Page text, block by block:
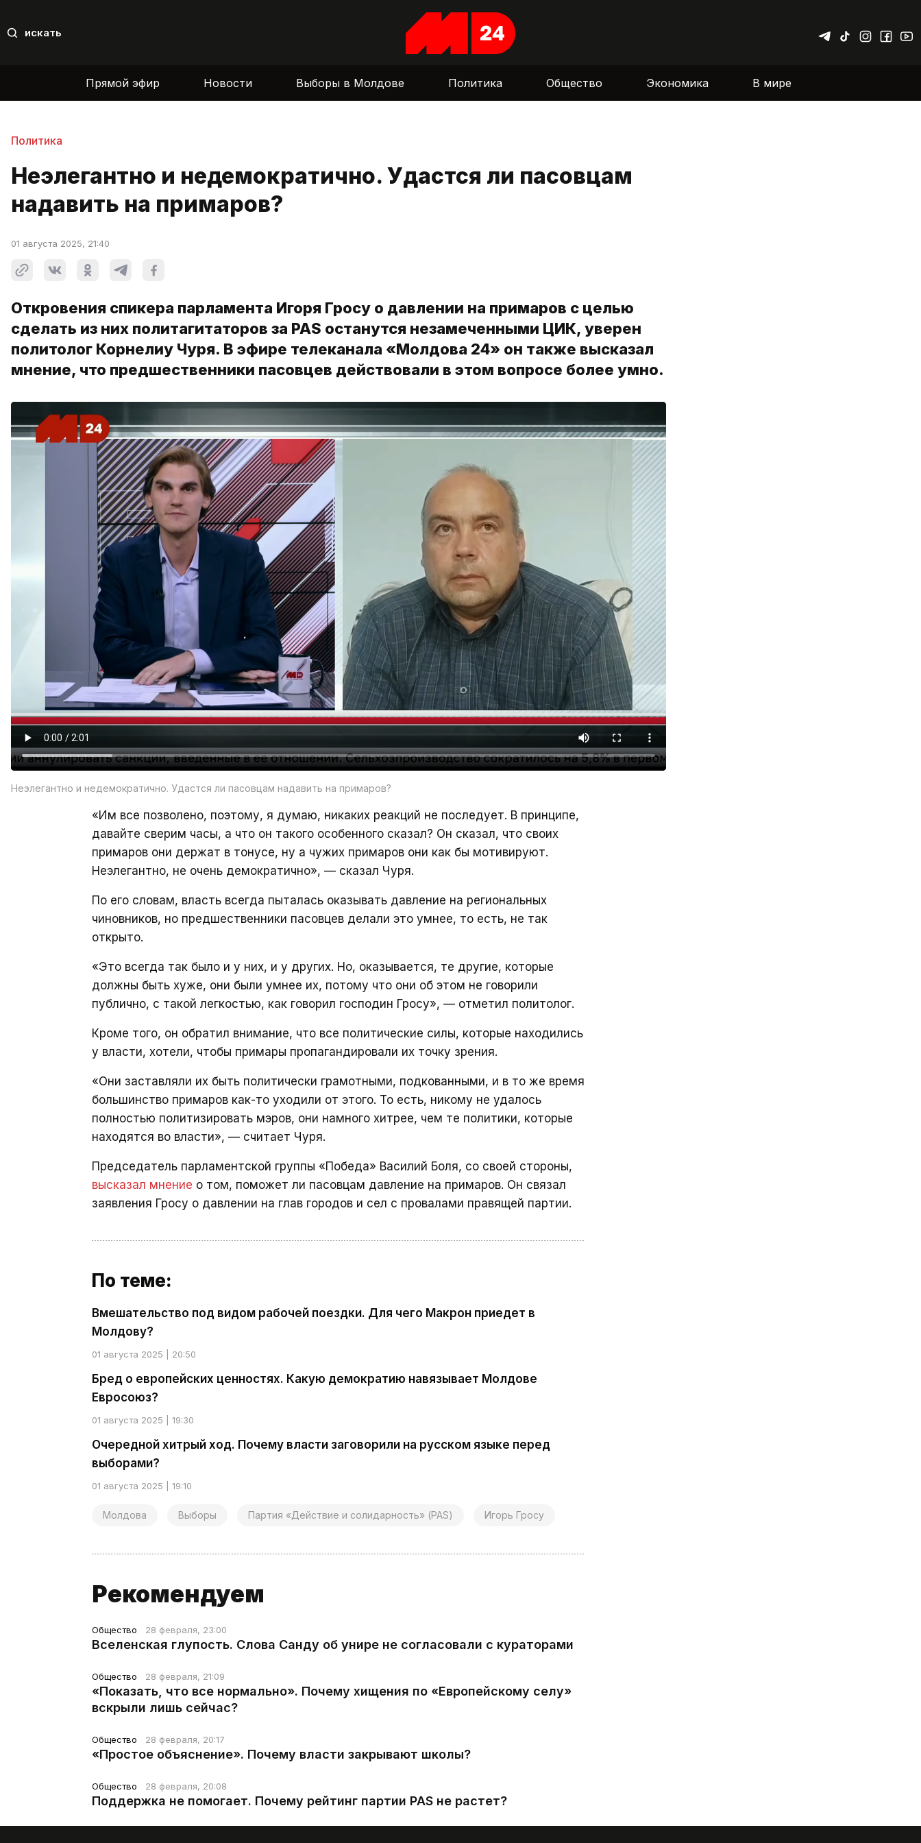
искать
Прямой эфир Новости Выборы в Молдове Политика Общество Экономика В мире
Политика
Неэлегантно и недемократично. Удастся ли пасовцам
надавить на примаров?
01 августа 2025, 21:40
Откровения спикера парламента Игоря Гросу о давлении на примаров с целью
сделать из них политагитаторов за PAS останутся незамеченными ЦИК, уверен
политолог Корнелиу Чуря. В эфире телеканала «Молдова 24» он также высказал
мнение, что предшественники пасовцев действовали в этом вопросе более умно.
Неэлегантно и недемократично. Удастся ли пасовцам надавить на примаров?
«Им все позволено, поэтому, я думаю, никаких реакций не последует. В принципе,
давайте сверим часы, а что он такого особенного сказал? Он сказал, что своих
примаров они держат в тонусе, ну а чужих примаров они как бы мотивируют.
Неэлегантно, не очень демократично», — сказал Чуря.
По его словам, власть всегда пыталась оказывать давление на региональных
чиновников, но предшественники пасовцев делали это умнее, то есть, не так
открыто.
«Это всегда так было и у них, и у других. Но, оказывается, те другие, которые
должны быть хуже, они были умнее их, потому что они об этом не говорили
публично, с такой легкостью, как говорил господин Гросу», — отметил политолог.
Кроме того, он обратил внимание, что все политические силы, которые находились
у власти, хотели, чтобы примары пропагандировали их точку зрения.
«Они заставляли их быть политически грамотными, подкованными, и в то же время
большинство примаров как-то уходили от этого. То есть, никому не удалось
полностью политизировать мэров, они намного хитрее, чем те политики, которые
находятся во власти», — считает Чуря.
Председатель парламентской группы «Победа» Василий Боля, со своей стороны,
высказал мнение о том, поможет ли пасовцам давление на примаров. Он связал
заявления Гросу о давлении на глав городов и сел с провалами правящей партии.
По теме:
Вмешательство под видом рабочей поездки. Для чего Макрон приедет в
Молдову?
01 августа 2025 | 20:50
Бред о европейских ценностях. Какую демократию навязывает Молдове
Евросоюз?
01 августа 2025 | 19:30
Очередной хитрый ход. Почему власти заговорили на русском языке перед
выборами?
01 августа 2025 | 19:10
Молдова Выборы Партия «Действие и солидарность» (PAS) Игорь Гросу
Рекомендуем
Общество 28 февраля, 23:00
Вселенская глупость. Слова Санду об унире не согласовали с кураторами
Общество 28 февраля, 21:09
«Показать, что все нормально». Почему хищения по «Европейскому селу»
вскрыли лишь сейчас?
Общество 28 февраля, 20:17
«Простое объяснение». Почему власти закрывают школы?
Общество 28 февраля, 20:08
Поддержка не помогает. Почему рейтинг партии PAS не растет?